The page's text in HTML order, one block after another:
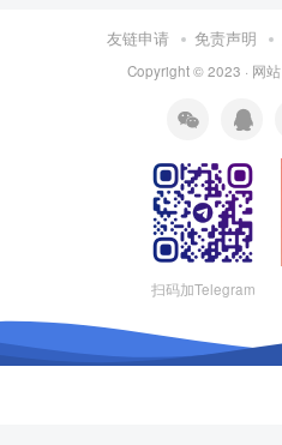
友链申请 免责声明
Copyright © 2023 · 网站
扫码加Telegram